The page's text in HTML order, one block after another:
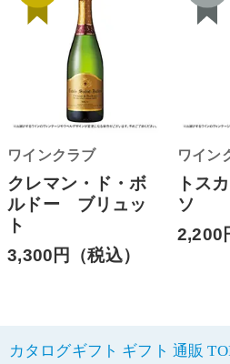
ワインクラブ
クレマン・ド・ボ
ルドー ブリュッ
ト
3,300円（税込）
ワイン
トス
ソ
2,200
カタログギフト ギフト 通販